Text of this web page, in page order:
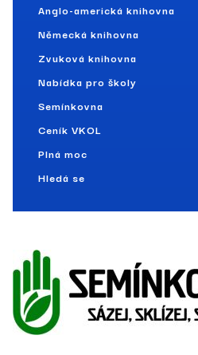
Anglo-americká knihovna
Německá knihovna
Zvuková knihovna
Nabídka pro školy
Semínkovna
Ceník VKOL
Plná moc
Hledá se